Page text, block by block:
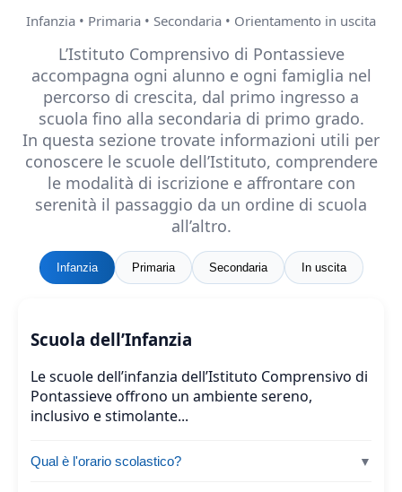
Infanzia • Primaria • Secondaria • Orientamento in uscita
L’Istituto Comprensivo di Pontassieve
accompagna ogni alunno e ogni famiglia nel
percorso di crescita, dal primo ingresso a
scuola fino alla secondaria di primo grado.
In questa sezione trovate informazioni utili per
conoscere le scuole dell’Istituto, comprendere
le modalità di iscrizione e affrontare con
serenità il passaggio da un ordine di scuola
all’altro.
Infanzia Primaria Secondaria In uscita
Scuola dell’Infanzia
Le scuole dell’infanzia dell’Istituto Comprensivo di
Pontassieve offrono un ambiente sereno,
inclusivo e stimolante...
Qual è l'orario scolastico?